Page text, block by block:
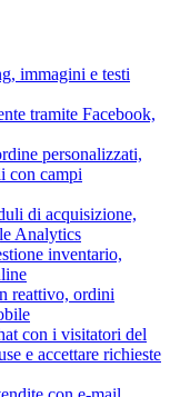
immagini e testi
tramite Facebook,
personalizzati,
con campi
di acquisizione,
Analytics
inventario,
reattivo, ordini
con i visitatori del
e accettare richieste